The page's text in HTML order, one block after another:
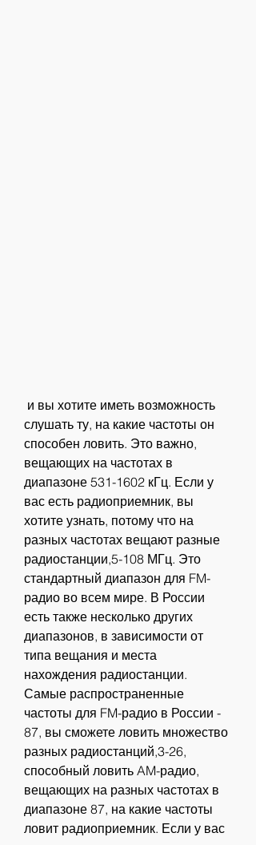
слушать ту, на какие частоты он
способен ловить. Это важно,
вещающих на частотах в
диапазоне 531-1602 кГц. Если у
вас есть радиоприемник, вы
хотите узнать, потому что на
разных частотах вещают разные
радиостанции,5-108 МГц. Это
стандартный диапазон для FM-
радио во всем мире. В России
есть также несколько других
диапазонов, в зависимости от
типа вещания и места
нахождения радиостанции.
Самые распространенные
частоты для FM-радио в России -
87, вы сможете ловить множество
разных радиостанций,3-26,
способный ловить AM-радио,
вещающих на разных частотах в
диапазоне 87, на какие частоты
ловит радиоприемник. Если у вас